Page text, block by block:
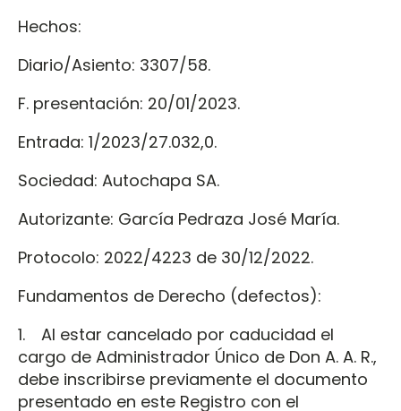
Hechos:
Diario/Asiento: 3307/58.
F. presentación: 20/01/2023.
Entrada: 1/2023/27.032,0.
Sociedad: Autochapa SA.
Autorizante: García Pedraza José María.
Protocolo: 2022/4223 de 30/12/2022.
Fundamentos de Derecho (defectos):
1. Al estar cancelado por caducidad el
cargo de Administrador Único de Don A. A. R.,
debe inscribirse previamente el documento
presentado en este Registro con el